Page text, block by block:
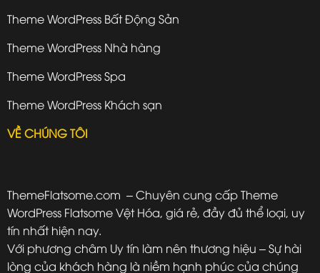
Theme WordPress Bất Động Sản
Theme WordPress Nhà hàng
Theme WordPress Spa
Theme WordPress Khách sạn
VỀ CHÚNG TÔI
ThemeFlatsome.com – Chuyên cung cấp Theme
WordPress Flatsome Vệt Hóa, giá rẻ, đầy đủ thể loại, uy
tín nhất hiện nay.
Với phương châm Uy tín làm nên thương hiệu – Sự hài
lòng của khách hàng là niềm hạnh phúc của chúng